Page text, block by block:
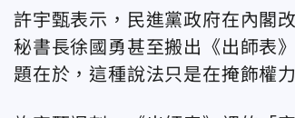
許宇甄表示，民進黨政府在內閣
秘書長徐國勇甚至搬出《出師表
題在於，這種說法只是在掩飾權